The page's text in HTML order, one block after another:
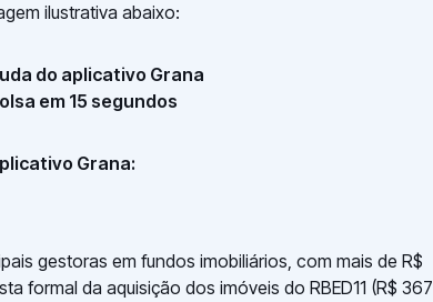
ilustrativa abaixo:
do aplicativo Grana
em 15 segundos
Grana:
gestoras em fundos imobiliários, com mais de R$
formal da aquisição dos imóveis do RBED11 (R$ 367